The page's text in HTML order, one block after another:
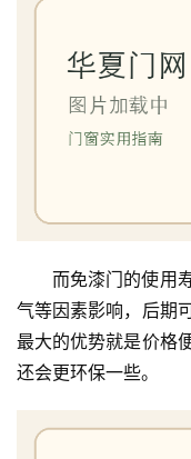
间
门
院
而免漆门的使用
气等因素影响，后期
最大的优势就是价格
还会更环保一些。